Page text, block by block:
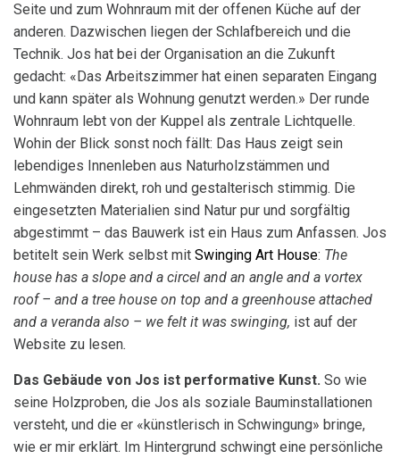
Seite und zum Wohnraum mit der offenen Küche auf der
anderen. Dazwischen liegen der Schlafbereich und die
Technik. Jos hat bei der Organisation an die Zukunft
gedacht: «Das Arbeitszimmer hat einen separaten Eingang
und kann später als Wohnung genutzt werden.» Der runde
Wohnraum lebt von der Kuppel als zentrale Lichtquelle.
Wohin der Blick sonst noch fällt: Das Haus zeigt sein
lebendiges Innenleben aus Naturholzstämmen und
Lehmwänden direkt, roh und gestalterisch stimmig. Die
eingesetzten Materialien sind Natur pur und sorgfältig
abgestimmt – das Bauwerk ist ein Haus zum Anfassen. Jos
betitelt sein Werk selbst mit Swinging Art House: The
house has a slope and a circel and an angle and a vortex
roof – and a tree house on top and a greenhouse attached
and a veranda also – we felt it was swinging, ist auf der
Website zu lesen.
Das Gebäude von Jos ist performative Kunst. So wie
seine Holzproben, die Jos als soziale Bauminstallationen
versteht, und die er «künstlerisch in Schwingung» bringe,
wie er mir erklärt. Im Hintergrund schwingt eine persönliche